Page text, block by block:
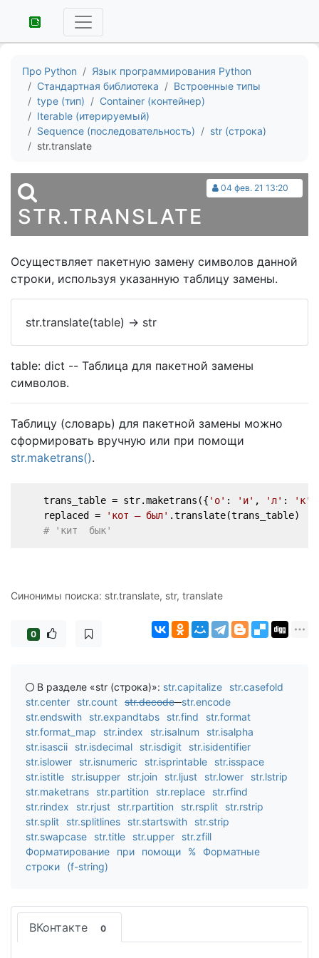
Про Python
Язык программирования Python
Стандартная библиотека
Встроенные типы
type (тип)
Container (контейнер)
Iterable (итерируемый)
Sequence (последовательность)
str (строка)
str.translate
04 фев. 21 13:20
STR.TRANSLATE
Осуществляет пакетную замену символов данной
строки, используя указанную таблицу замены.
str.translate(table) -> str
table: dict -- Таблица для пакетной замены
символов.
Таблицу (словарь) для пакетной замены можно
сформировать вручную или при помощи
str.maketrans().
    trans_table = str.maketrans({
'о' : 'и' , 'л' : 'к'
    replaced =
'кот — был' .translate(trans_table)
# 'кит  бык'
Синонимы поиска: str.translate, str, translate
0
В разделе «str (строка)»: str.capitalize
str.casefold
str.center
str.count str.decode
str.encode
str.endswith
str.expandtabs str.find
str.format
str.format_map
str.index str.isalnum
str.isalpha
str.isascii
str.isdecimal str.isdigit
str.isidentifier
str.islower
str.isnumeric str.isprintable
str.isspace
str.istitle
str.isupper str.join str.ljust str.lower
str.lstrip
str.maketrans
str.partition str.replace
str.rfind
str.rindex
str.rjust str.rpartition str.rsplit
str.rstrip
str.split
str.splitlines str.startswith
str.strip
str.swapcase
str.title str.upper
str.zfill
Форматирование при помощи %
Форматные
строки (f-string)
ВКонтакте 0